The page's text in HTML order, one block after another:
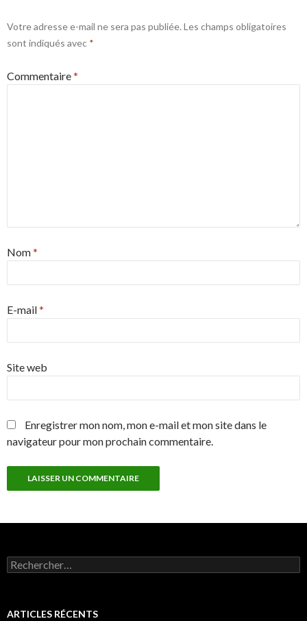
Votre adresse e-mail ne sera pas publiée. Les champs obligatoires
sont indiqués avec *
Commentaire*
Nom*
E-mail*
Site web
Enregistrer mon nom, mon e-mail et mon site dans le
navigateur pour mon prochain commentaire.
Rechercher :
ARTICLES RÉCENTS